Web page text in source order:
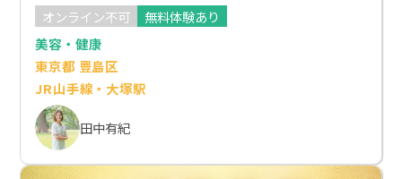
オンライン不可
無料体験あり
美容・健康
東京都 豊島区
JR山手線・大塚駅
田中有紀